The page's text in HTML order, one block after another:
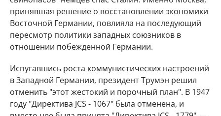
принявшая решение о восстановлении экономики
Восточной Германии, повлияла на последующий
пересмотр политики западных союзников в
отношении побежденной Германии.
Испугавшись роста коммунистических настроений
в Западной Германии, президент Трумэн решил
отменить "этот жестокий и порочный план". В 1947
году "Директива JCS - 1067" была отменена, и